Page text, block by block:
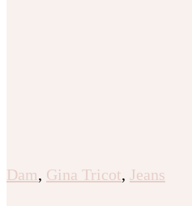
Dam, Gina Tricot, Jeans